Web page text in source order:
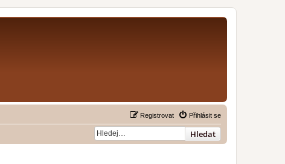
Přihlásit se
Registrovat
Hledat